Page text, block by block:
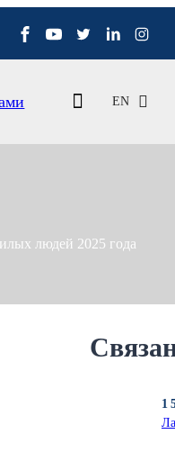
EN
людей 2025 года